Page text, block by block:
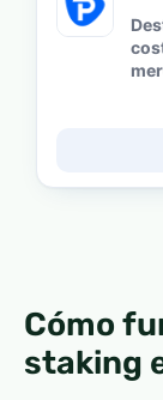
Cómo
staking